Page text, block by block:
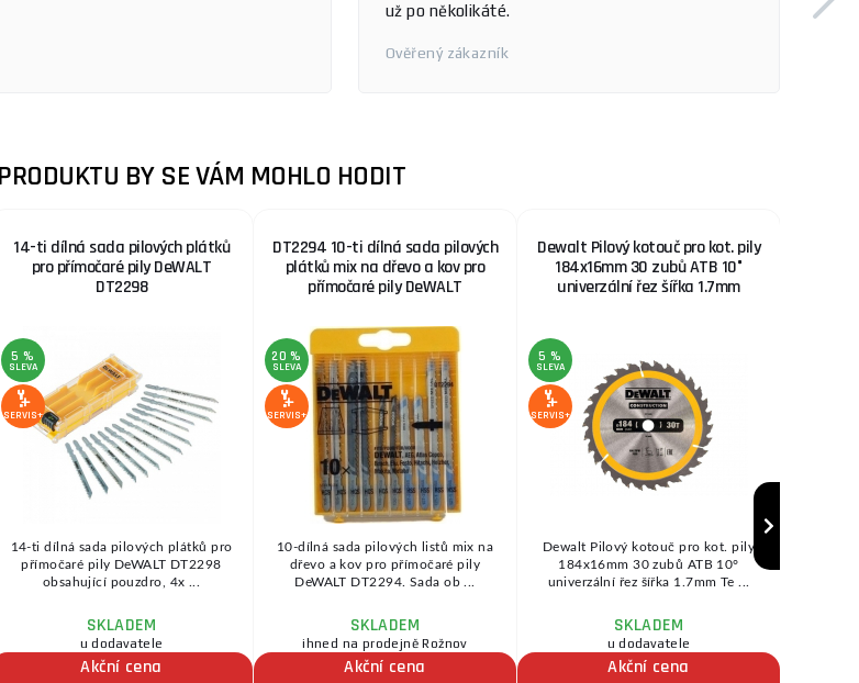
už po několikáté.
Ověřený zákazník
BY SE VÁM MOHLO HODIT
14-ti dílná sada pilových plátků
pro přímočaré pily DeWALT
DT2298
5 %
SLEVA
SERVIS+
14-ti dílná sada pilových plátků pro
přímočaré pily DeWALT DT2298
obsahující pouzdro, 4x ...
SKLADEM
u dodavatele
Akční cena
DT2294 10-ti dílná sada pilových
plátků mix na dřevo a kov pro
přímočaré pily DeWALT
20 %
SLEVA
SERVIS+
10-dílná sada pilových listů mix na
dřevo a kov pro přímočaré pily
DeWALT DT2294. Sada ob ...
SKLADEM
ihned na prodejně Rožnov
Akční cena
Dewalt Pilový kotouč pro kot. pily
184x16mm 30 zubů ATB 10°
univerzální řez šířka 1.7mm
5 %
SLEVA
SERVIS+
Dewalt Pilový kotouč pro kot. pily
184x16mm 30 zubů ATB 10°
univerzální řez šířka 1.7mm Te ...
SKLADEM
u dodavatele
Akční cena